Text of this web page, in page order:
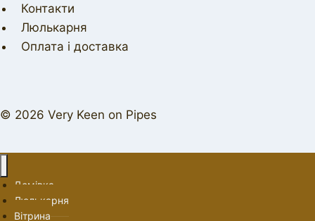
Контакти
Люлькарня
Оплата і доставка
© 2026 Very Keen on Pipes
Домівка
Люлькарня
Вітрина